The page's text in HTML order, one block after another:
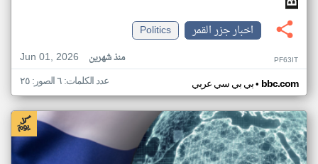
اخبار جزر القمر
Politics
Jun 01, 2026
منذ شهرين PF63IT
بي بي سي عربي• bbc.com عدد الكلمات: ٦ الصور: ٢٥